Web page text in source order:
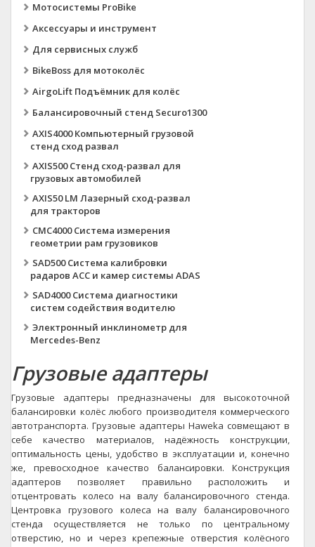
Мотосистемы ProBike
Аксессуары и инструмент
Для сервисных служб
BikeBoss для мотоколёс
AirgoLift Подъёмник для колёс
Балансировочный стенд Securo1300
AXIS4000 Компьютерный грузовой
стенд сход развал
AXIS500 Стенд сход-развал для
грузовых автомобилей
AXIS50 LM Лазерный сход-развал
для тракторов
CMC4000 Система измерения
геометрии рам грузовиков
SAD500 Система калибровки
радаров ACC и камер системы ADAS
SAD4000 Система диагностики
систем содействия водителю
Электронный инклинометр для
Mercedes-Benz
Грузовые адаптеры
Грузовые адаптеры предназначены для высокоточной
балансировки колёс любого производителя коммерческого
автотранспорта. Грузовые адаптеры Haweka совмещают в
себе качество материалов, надёжность конструкции,
оптимальность цены, удобство в эксплуатации и, конечно
же, превосходное качество балансировки. Конструкция
адаптеров позволяет правильно расположить и
отцентровать колесо на валу балансировочного стенда.
Центровка грузового колеса на валу балансировочного
стенда осуществляется не только по центральному
отверстию, но и через крепежные отверстия колёсного